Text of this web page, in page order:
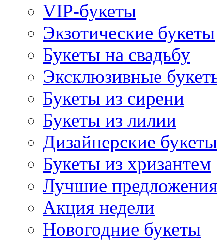
VIP-букеты
Экзотические букеты
Букеты на свадьбу
Эксклюзивные
Букеты из сирени
Букеты из лилии
Дизайнерские
Букеты из хризантем
Лучшие предложения
Акция недели
Новогодние букеты